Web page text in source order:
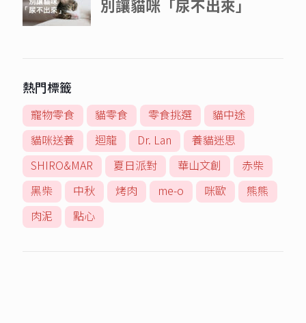
熱門標籤
寵物零食 貓零食 零食挑選
貓中途
貓咪送養
迴龍 Dr. Lan
養貓迷思
SHIRO&MAR
夏日派對 華山文創
赤柴
黑柴
中秋 烤肉 me-o 咪歐
熊熊
肉泥
點心